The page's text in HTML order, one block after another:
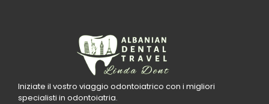
Iniziate il vostro viaggio odontoiatrico con i migliori
specialisti in odontoiatria.